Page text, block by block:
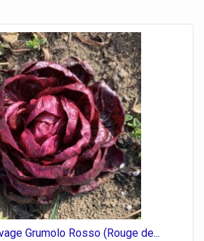
Grumolo Rosso (Rouge de...